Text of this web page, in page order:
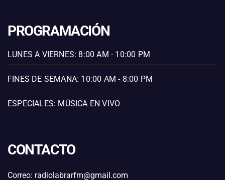
PROGRAMACIÓN
LUNES A VIERNES: 8:00 AM - 10:00 PM
FINES DE SEMANA: 10:00 AM - 8:00 PM
ESPECIALES: MÚSICA EN VIVO
CONTACTO
Correo: radiolabrarfm@gmail.com